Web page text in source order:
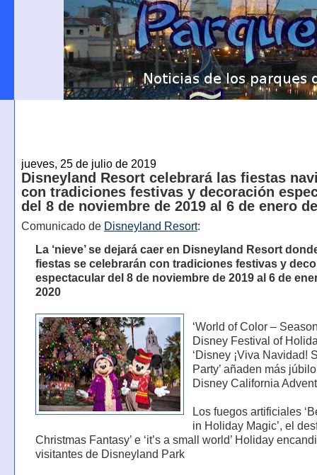
jueves, 25 de julio de 2019
Disneyland Resort celebrará las fiestas
con tradiciones festivas y decoración
del 8 de noviembre de 2019 al 6 de enero
Comunicado de Disneyland Resort:
La ‘nieve’ se dejará caer en Disneyland Resort
fiestas se celebrarán con tradiciones festivas y
espectacular del 8 de noviembre de 2019 al 6 de
2020
‘World of Color –
Disney Festival of
‘Disney ¡Viva Navidad!
Party’ añaden más
Disney California
Los fuegos artificiales
in Holiday Magic’, el
Christmas Fantasy’ e ‘it’s a small world’ Holiday
visitantes de Disneyland Park